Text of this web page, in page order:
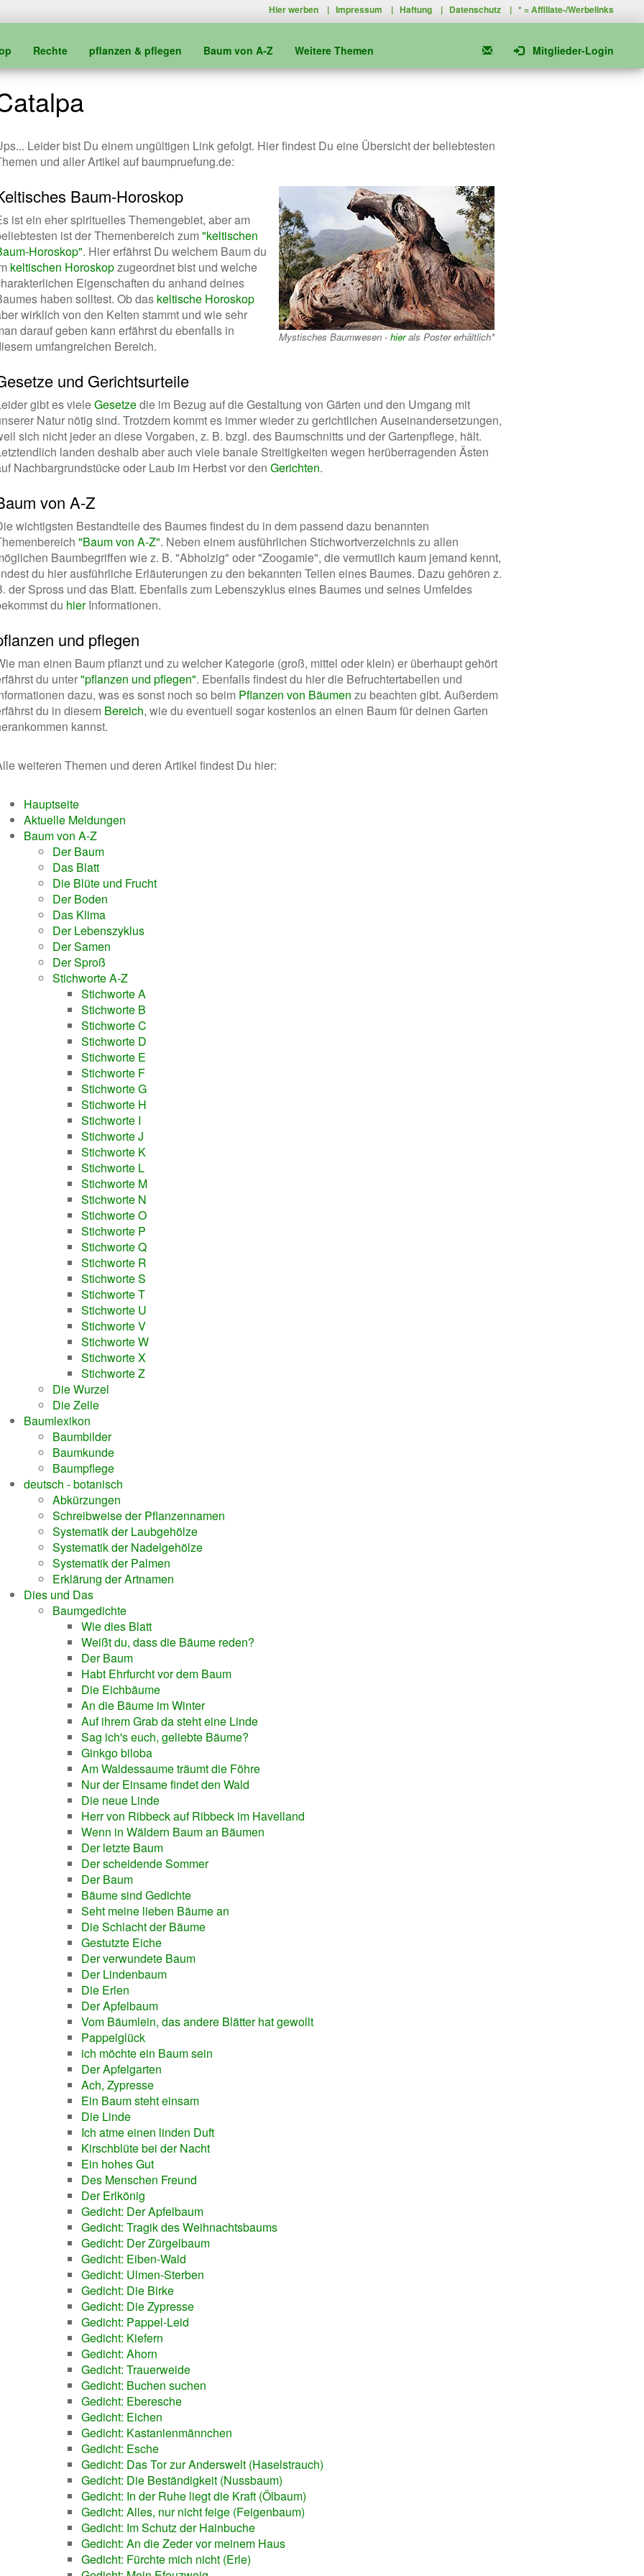
Hier werben |Impressum |Haftung | Datenschutz | * =Affiliate-/Werbelinks
Rechte pflanzen & pflegen Baum von A-Z Weitere Themen Mitglieder-Login
Leider bist Du einem ungültigen Link gefolgt. Hier findest Du eine Übersicht der beliebtesten
und aller Artikel auf baumpruefung.de:
Mystisches Baumwesen - hierals Poster erhältlich*
Baum-Horoskop
ist ein eher spirituelles Themengebiet, aber am
ist der Themenbereich zum "keltischen
Horoskop". Hier erfährst Du welchem Baum du
keltischen Horoskopzugeordnet bist und welche
Eigenschaften du anhand deines
haben solltest. Ob das keltische Horoskop
wirklich von den Kelten stammt und wie sehr
darauf geben kann erfährst du ebenfalls in
umfangreichen Bereich.
und Gerichtsurteile
gibt es vieleGesetzedie im Bezug auf die Gestaltung von Gärten und den Umgang mit
Natur nötig sind. Trotzdem kommt es immer wieder zu gerichtlichen Auseinandersetzungen,
sich nicht jeder an diese Vorgaben, z. B. bzgl. des Baumschnitts und der Gartenpflege, hält.
landen deshalb aber auch viele banale Streitigkeiten wegen herüberragenden Ästen
Nachbargrundstücke oder Laub im Herbst vor den Gerichten.
von A-Z
wichtigsten Bestandteile des Baumes findest du in dem passend dazu benannten
"Baum von A-Z". Neben einem ausführlichen Stichwortverzeichnis zu allen
Baumbegriffen wie z. B. "Abholzig" oder "Zoogamie", die vermutlich kaum jemand kennt,
du hier ausführliche Erläuterungen zu den bekannten Teilen eines Baumes. Dazu gehören z.
der Spross und das Blatt. Ebenfalls zum Lebenszyklus eines Baumes und seines Umfeldes
du hierInformationen.
und pflegen
man einen Baum pflanzt und zu welcher Kategorie (groß, mittel oder klein) er überhaupt gehört
du unter"pflanzen und pflegen". Ebenfalls findest du hier die Befruchtertabellen und
dazu, was es sonst noch so beim Pflanzen von Bäumen zu beachten gibt. Außerdem
du in diesem Bereich, wie du eventuell sogar kostenlos an einen Baum für deinen Garten
kannst.
weiteren Themen und deren Artikel findest Du hier:
Hauptseite
Aktuelle Meldungen
Baum von A-Z
Der Baum
Das Blatt
Die Blüte und Frucht
Der Boden
Das Klima
Der Lebenszyklus
Der Samen
Der Sproß
Stichworte A-Z
Stichworte A
Stichworte B
Stichworte C
Stichworte D
Stichworte E
Stichworte F
Stichworte G
Stichworte H
Stichworte I
Stichworte J
Stichworte K
Stichworte L
Stichworte M
Stichworte N
Stichworte O
Stichworte P
Stichworte Q
Stichworte R
Stichworte S
Stichworte T
Stichworte U
Stichworte V
Stichworte W
Stichworte X
Stichworte Z
Die Wurzel
Die Zelle
Baumlexikon
Baumbilder
Baumkunde
Baumpflege
deutsch - botanisch
Abkürzungen
Schreibweise der Pflanzennamen
Systematik der Laubgehölze
Systematik der Nadelgehölze
Systematik der Palmen
Erklärung der Artnamen
Dies und Das
Baumgedichte
Wie dies Blatt
Weißt du, dass die Bäume reden?
Der Baum
Habt Ehrfurcht vor dem Baum
Die Eichbäume
An die Bäume im Winter
Auf ihrem Grab da steht eine Linde
Sag ich's euch, geliebte Bäume?
Ginkgo biloba
Am Waldessaume träumt die Föhre
Nur der Einsame findet den Wald
Die neue Linde
Herr von Ribbeck auf Ribbeck im Havelland
Wenn in Wäldern Baum an Bäumen
Der letzte Baum
Der scheidende Sommer
Der Baum
Bäume sind Gedichte
Seht meine lieben Bäume an
Die Schlacht der Bäume
Gestutzte Eiche
Der verwundete Baum
Der Lindenbaum
Die Erlen
Der Apfelbaum
Vom Bäumlein, das andere Blätter hat gewollt
Pappelglück
ich möchte ein Baum sein
Der Apfelgarten
Ach, Zypresse
Ein Baum steht einsam
Die Linde
Ich atme einen linden Duft
Kirschblüte bei der Nacht
Ein hohes Gut
Des Menschen Freund
Der Erlkönig
Gedicht: Der Apfelbaum
Gedicht: Tragik des Weihnachtsbaums
Gedicht: Der Zürgelbaum
Gedicht: Eiben-Wald
Gedicht: Ulmen-Sterben
Gedicht: Die Birke
Gedicht: Die Zypresse
Gedicht: Pappel-Leid
Gedicht: Kiefern
Gedicht: Ahorn
Gedicht: Trauerweide
Gedicht: Buchen suchen
Gedicht: Eberesche
Gedicht: Eichen
Gedicht: Kastanienmännchen
Gedicht: Esche
Gedicht: Das Tor zur Anderswelt (Haselstrauch)
Gedicht: Die Beständigkeit (Nussbaum)
Gedicht: In der Ruhe liegt die Kraft (Ölbaum)
Gedicht: Alles, nur nicht feige (Feigenbaum)
Gedicht: Im Schutz der Hainbuche
Gedicht: An die Zeder vor meinem Haus
Gedicht: Fürchte mich nicht (Erle)